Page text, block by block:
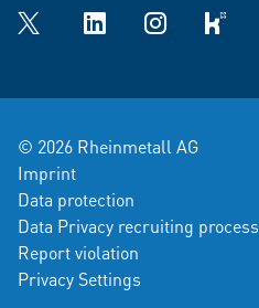
Twitter LinkedInInstagramkununu
© 2026 Rheinmetall AG
Imprint
Data protection
Data Privacy recruiting process
Report violation
Privacy Settings